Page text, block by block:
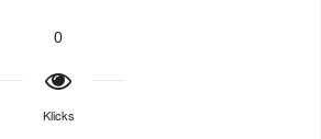
0
Klicks